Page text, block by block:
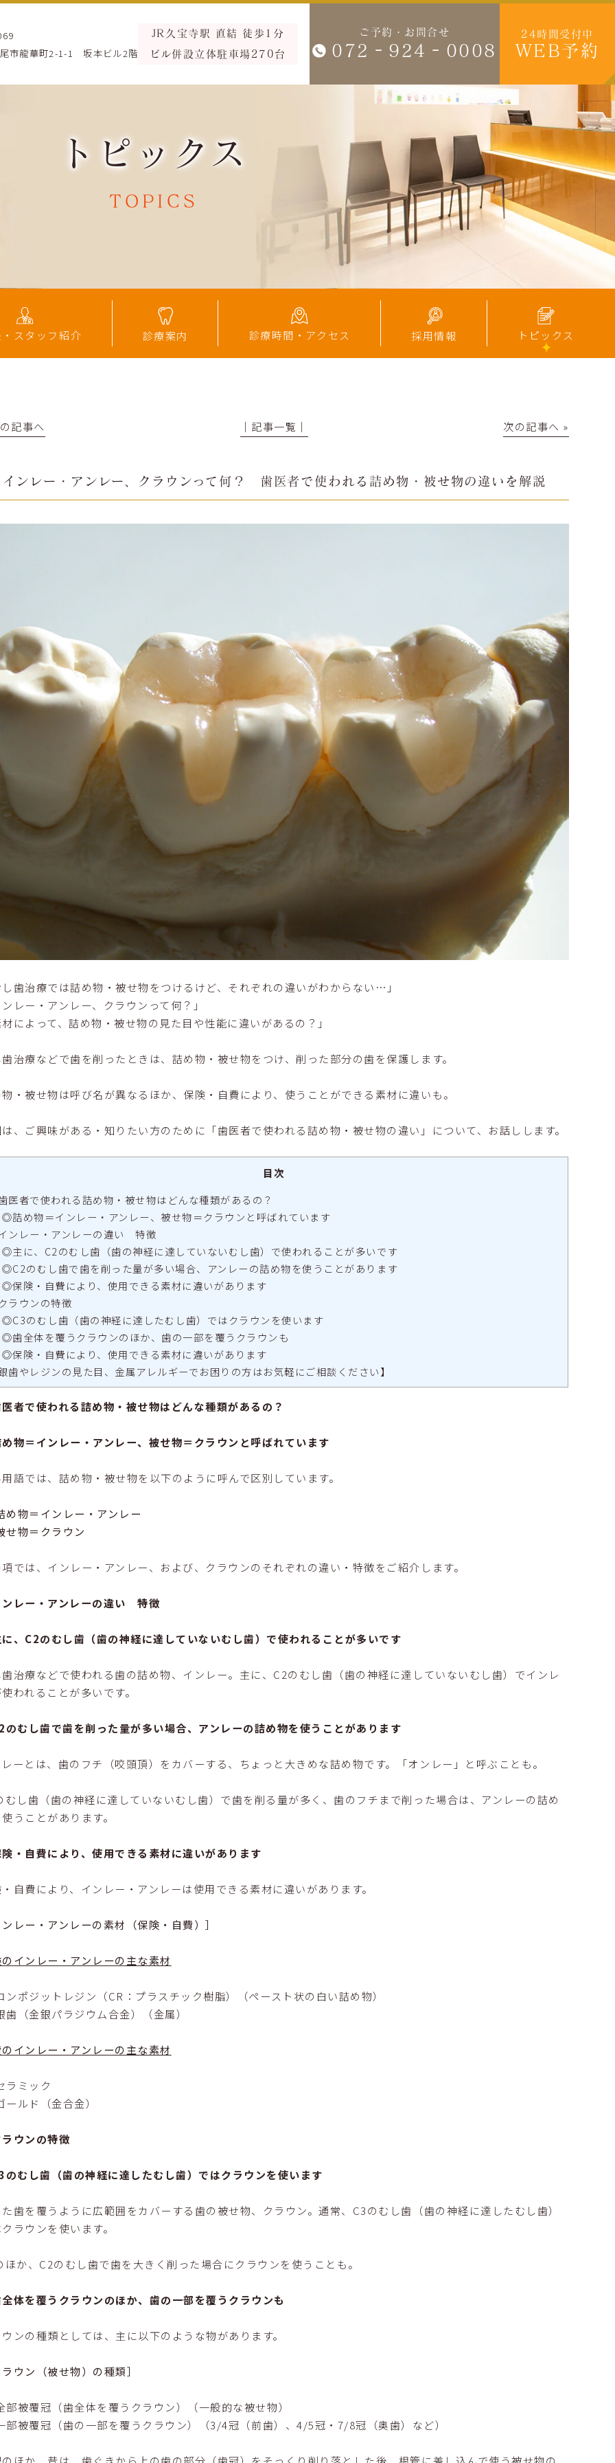
市龍華町2-1-1 坂本ビル2階
JR久宝寺駅 直結 徒歩 1 分
ビル併設立体駐車場270台
ご予約・お問合せ
072‐924‐0008
24時間受付中
WEB予約
トピックス
TOPICS
スタッフ紹介 診療案内 診療時間・アクセス 採用情報 トピックス
記事へ │記事一覧│ 次の記事へ »
インレー・アンレー、クラウンって何？ 歯医者で使われる詰め物・被せ物の違いを解説
し歯治療では詰め物・被せ物をつけるけど、それぞれの違いがわからない…」
ンレー・アンレー、クラウンって何？」
材によって、詰め物・被せ物の見た目や性能に違いがあるの？」
治療などで歯を削ったときは、詰め物・被せ物をつけ、削った部分の歯を保護します。
・被せ物は呼び名が異なるほか、保険・自費により、使うことができる素材に違いも。
、ご興味がある・知りたい方のために「歯医者で使われる詰め物・被せ物の違い」について、お話しします。
目次
医者で使われる詰め物・被せ物はどんな種類があるの？
◎詰め物＝インレー・アンレー、被せ物＝クラウンと呼ばれています
ンレー・アンレーの違い 特徴
◎主に、C2のむし歯（歯の神経に達していないむし歯）で使われることが多いです
◎C2のむし歯で歯を削った量が多い場合、アンレーの詰め物を使うことがあります
◎保険・自費により、使用できる素材に違いがあります
ラウンの特徴
◎C3のむし歯（歯の神経に達したむし歯）ではクラウンを使います
◎歯全体を覆うクラウンのほか、歯の一部を覆うクラウンも
◎保険・自費により、使用できる素材に違いがあります
銀歯やレジンの見た目、金属アレルギーでお困りの方はお気軽にご相談ください】
者で使われる詰め物・被せ物はどんな種類があるの？
物＝インレー・アンレー、被せ物＝クラウンと呼ばれています
語では、詰め物・被せ物を以下のように呼んで区別しています。
め物＝インレー・アンレー
せ物＝クラウン
では、インレー・アンレー、および、クラウンのそれぞれの違い・特徴をご紹介します。
レー・アンレーの違い 特徴
、C2のむし歯（歯の神経に達していないむし歯）で使われることが多いです
治療などで使われる歯の詰め物、インレー。主に、C2のむし歯（歯の神経に達していないむし歯）でインレ
われることが多いです。
むし歯で歯を削った量が多い場合、アンレーの詰め物を使うことがあります
レーとは、歯のフチ（咬頭頂）をカバーする、ちょっと大きめな詰め物です。「オンレー」と呼ぶことも。
むし歯（歯の神経に達していないむし歯）で歯を削る量が多く、歯のフチまで削った場合は、アンレーの詰め
うことがあります。
・自費により、使用できる素材に違いがあります
自費により、インレー・アンレーは使用できる素材に違いがあります。
ンレー・アンレーの素材（保険・自費）］
インレー・アンレーの主な素材
ンポジットレジン（CR：プラスチック樹脂）（ペースト状の白い詰め物）
歯（金銀パラジウム合金）（金属）
のインレー・アンレーの主な素材
ラミック
ールド（金合金）
ウンの特徴
むし歯（歯の神経に達したむし歯）ではクラウンを使います
歯を覆うように広範囲をカバーする歯の被せ物、クラウン。通常、C3のむし歯（歯の神経に達したむし歯）
ラウンを使います。
ほか、C2のむし歯で歯を大きく削った場合にクラウンを使うことも。
体を覆うクラウンのほか、歯の一部を覆うクラウンも
ンの種類としては、主に以下のような物があります。
ラウン（被せ物）の種類］
部被覆冠（歯全体を覆うクラウン）（一般的な被せ物）
部被覆冠（歯の一部を覆うクラウン）（3/4冠（前歯）、4/5冠・7/8冠（奥歯）など）